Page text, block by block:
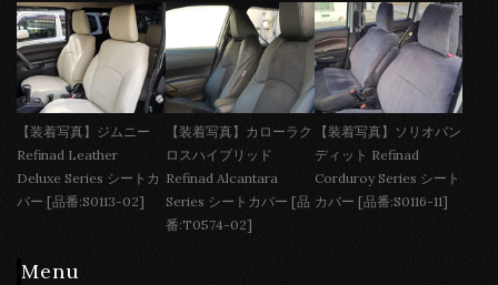
【装着写真】ジムニー
Refinad Leather
Deluxe Series シートカ
バー [品番:S0113-02]
【装着写真】カローラク
ロスハイブリッド
Refinad Alcantara
Series シートカバー [品
番:T0574-02]
【装着写真】ソリオバン
ディット Refinad
Corduroy Series シート
カバー [品番:S0116-11]
Menu